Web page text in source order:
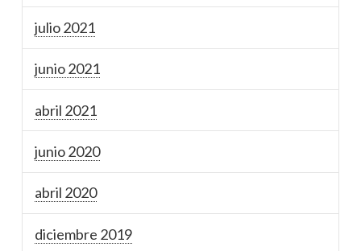
julio 2021
junio 2021
abril 2021
junio 2020
abril 2020
diciembre 2019